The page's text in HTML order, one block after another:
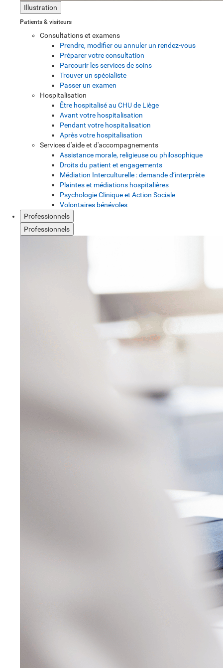
Illustration
Patients & visiteurs
Consultations et examens
Prendre, modifier ou annuler un rendez-vous
Préparer votre consultation
Parcourir les services de soins
Trouver un spécialiste
Passer un examen
Hospitalisation
Être hospitalisé au CHU de Liège
Avant votre hospitalisation
Pendant votre hospitalisation
Après votre hospitalisation
Services d'aide et d'accompagnements
Assistance morale, religieuse ou philosophique
Droits du patient et engagements
Médiation Interculturelle : demande d’interprète
Plaintes et médiations hospitalières
Psychologie Clinique et Action Sociale
Volontaires bénévoles
Professionnels
Professionnels